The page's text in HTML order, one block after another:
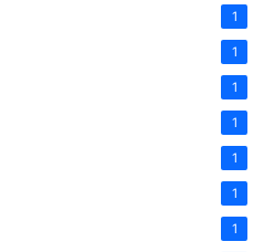
1
1
1
1
1
1
1